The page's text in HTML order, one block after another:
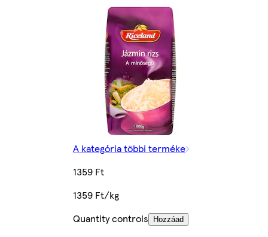
A kategória többi terméke
1359 Ft
1359 Ft/kg
Quantity controls
Hozzáad